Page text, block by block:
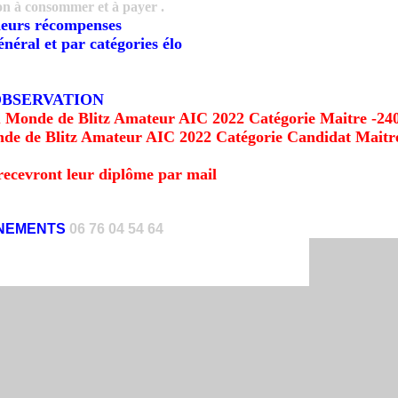
à consommer et à payer .
récompenses
et par catégories élo
de Blitz Amateur AIC 2022 Catégorie Maitre -
de Blitz Amateur AIC 2022 Catégorie Candidat
leur diplôme par mail
06 76 04 54 64